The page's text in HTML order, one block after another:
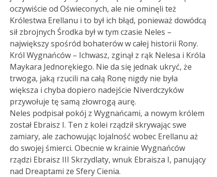
oczywiście od Oświeconych, ale nie ominęli też
Królestwa Erellanu i to był ich błąd, ponieważ dowódcą
sił zbrojnych Środka był w tym czasie Neles –
największy spośród bohaterów w całej historii Rony.
Król Wygnańców – Ichwasz, zginął z rąk Nelesa i Króla
Maykara Jednorękiego. Nie da się jednak ukryć, że
trwoga, jaką rzucili na całą Ronę nigdy nie była
większa i chyba dopiero nadejście Niverdczyków
przywołuje tę samą złowrogą aurę.
Neles podpisał pokój z Wygnańcami, a nowym królem
został Ebraisz I. Ten z kolei rządził skrywając swe
zamiary, ale zachowując lojalność wobec Erellanu aż
do swojej śmierci. Obecnie w krainie Wygnańców
rządzi Ebraisz III Skrzydlaty, wnuk Ebraisza I, panujący
nad Dreaptami ze Sfery Cienia.